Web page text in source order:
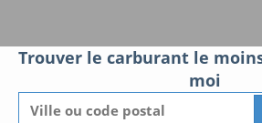
Trouver le carburant le
moi